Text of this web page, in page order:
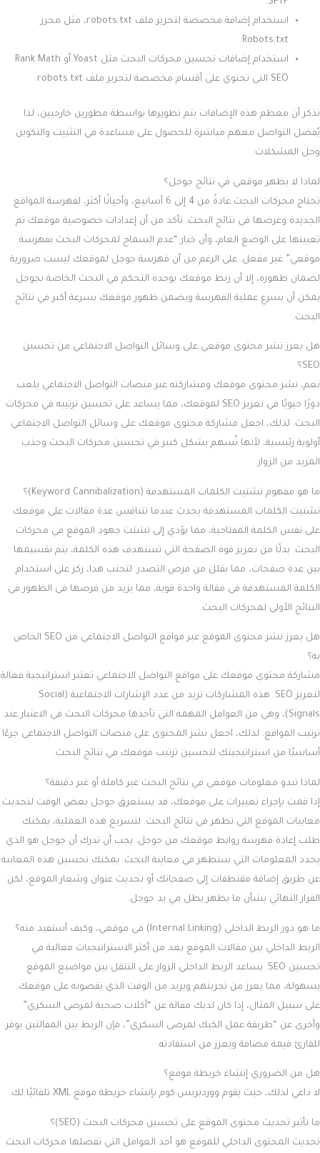
SFTP.
استخدام إضافة مخصصة لتحرير ملف robots.txt، مثل محرر
Robots.txt.
استخدام إضافات تحسين محركات البحث مثل Yoast أو Rank Math
SEO التي تحتوي على أقسام مخصصة لتحرير ملف robots.txt.
تذكر أن معظم هذه الإضافات يتم تطويرها بواسطة مطورين خارجيين، لذا
يُفضل التواصل معهم مباشرة للحصول على مساعدة في التثبيت والتكوين
وحل المشكلات.
لماذا لا يظهر موقعي في نتائج جوجل؟
تحتاج محركات البحث عادةً من 4 إلى 6 أسابيع، وأحيانًا أكثر، لفهرسة المواقع
الجديدة وعرضها في نتائج البحث. تأكد من أن إعدادات خصوصية موقعك تم
تعيينها على الوضع العام، وأن خيار “عدم السماح لمحركات البحث بفهرسة
موقعي” غير مفعل. على الرغم من أن فهرسة جوجل لموقعك ليست ضرورية
لضمان ظهوره، إلا أن ربط موقعك بوحدة التحكم في البحث الخاصة بجوجل
يمكن أن يسرع عملية الفهرسة ويضمن ظهور موقعك بسرعة أكبر في نتائج
البحث.
هل يعزز نشر محتوى موقعي على وسائل التواصل الاجتماعي من تحسين
SEO؟
نعم، نشر محتوى موقعك ومشاركته عبر منصات التواصل الاجتماعي يلعب
دورًا حيويًا في تعزيز SEO لموقعك، مما يساعد على تحسين ترتيبه في محركات
البحث. لذلك، اجعل مشاركة محتوى موقعك على وسائل التواصل الاجتماعي
أولوية رئيسية، لأنها تُسهم بشكل كبير في تحسين محركات البحث وجذب
المزيد من الزوار.
ما هو مفهوم تشتيت الكلمات المستهدفة (Keyword Cannibalization)؟
تشتيت الكلمات المستهدفة يحدث عندما تتنافس عدة مقالات على موقعك
على نفس الكلمة المفتاحية، مما يؤدي إلى تشتت جهود الموقع في محركات
البحث. بدلًا من تعزيز قوة الصفحة التي تستهدف هذه الكلمة، يتم تقسيمها
بين عدة صفحات، مما يقلل من فرص التصدر. لتجنب هذا، ركز على استخدام
الكلمة المستهدفة في مقالة واحدة قوية، مما يزيد من فرصها في الظهور في
النتائج الأولى لمحركات البحث.
هل يعزز نشر محتوى الموقع عبر مواقع التواصل الاجتماعي من SEO الخاص
به؟
مشاركة محتوى موقعك على مواقع التواصل الاجتماعي تعتبر استراتيجية فعالة
لتعزيز SEO. هذه المشاركات تزيد من عدد الإشارات الاجتماعية (Social
Signals)، وهي من العوامل المهمة التي تأخذها محركات البحث في الاعتبار عند
ترتيب المواقع. لذلك، اجعل نشر المحتوى على منصات التواصل الاجتماعي جزءًا
أساسيًا من استراتيجيتك لتحسين ترتيب موقعك في نتائج البحث.
لماذا تبدو معلومات موقعي في نتائج البحث غير كاملة أو غير دقيقة؟
إذا قمت بإجراء تغييرات على موقعك، قد يستغرق جوجل بعض الوقت لتحديث
معاينات الموقع التي تظهر في نتائج البحث. لتسريع هذه العملية، يمكنك
طلب إعادة فهرسة روابط موقعك من جوجل. يجب أن تدرك أن جوجل هو الذي
يحدد المعلومات التي ستظهر في معاينة البحث. يمكنك تحسين هذه المعاينة
عن طريق إضافة مقتطفات إلى صفحاتك أو تحديث عنوان وشعار الموقع، لكن
القرار النهائي بشأن ما يظهر يظل في يد جوجل.
ما هو دور الربط الداخلي (Internal Linking) في موقعي، وكيف أستفيد منه؟
الربط الداخلي بين مقالات الموقع يعد من أكثر الاستراتيجيات فعالية في
تحسين SEO. يساعد الربط الداخلي الزوار على التنقل بين مواضيع الموقع
بسهولة، مما يعزز من تجربتهم ويزيد من الوقت الذي يقضونه على موقعك.
على سبيل المثال، إذا كان لديك مقالة عن “أكلات صحية لمرضى السكري”
وأخرى عن “طريقة عمل الكيك لمرضى السكري”، فإن الربط بين المقالتين يوفر
للقارئ قيمة مضافة ويعزز من استفادته.
هل من الضروري إنشاء خريطة موقع؟
لا داعي لذلك، حيث يقوم ووردبريس.كوم بإنشاء خريطة موقع XML تلقائيًا لك.
ما تأثير تحديث محتوى الموقع على تحسين محركات البحث (SEO)؟
تحديث المحتوى الداخلي للموقع هو أحد العوامل التي تفضلها محركات البحث